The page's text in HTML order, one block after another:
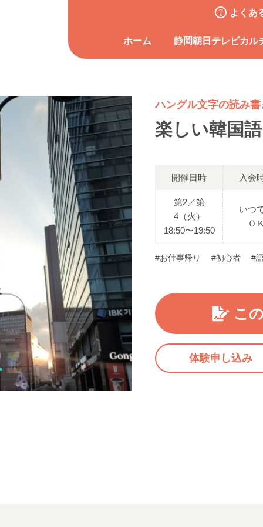
よくあ
ホーム 静岡朝日テレビカル
ハングル文字の読み
楽しい韓国
開催日時 入会
第2／第
4（火）
18:50〜19:50
いつ
Ｏ
#お仕事帰り #初心者 #
こ
体験申し込み